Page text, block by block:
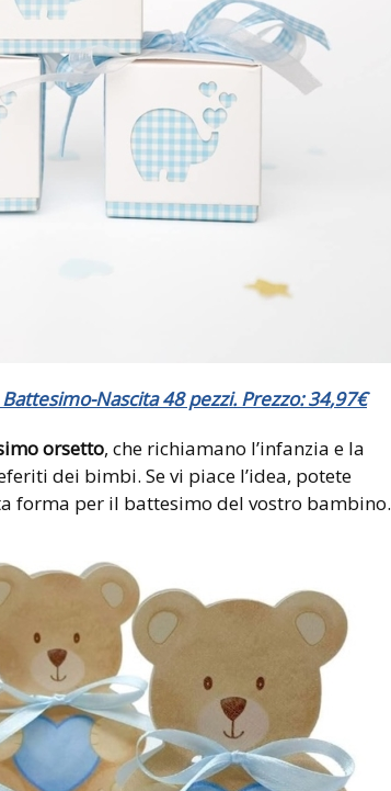
Nascita 48 pezzi. Prezzo:34,97€
orsetto, che richiamano l’infanzia e la
dei bimbi. Se vi piace l’idea, potete
forma per il battesimo del vostro bambino.